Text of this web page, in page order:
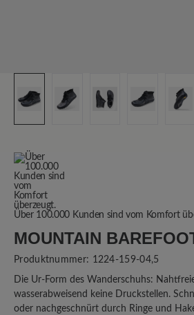
Über 100.000 Kunden sind vom Komfort
MOUNTAIN
Produktnummer: 1224-159-04,5
Die Ur-Form des Wanderschuhs:
wasserabweisend keine Druckstellen.
oder nachgeschnürt durch Ringe und